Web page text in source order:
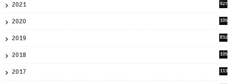
2021
927
2020
105
2019
832
2018
105
2017
113